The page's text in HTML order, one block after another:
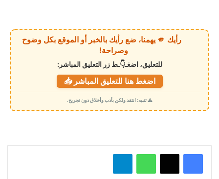
ي
م
ي
رأيك 🫵 يهمنا، ضع رأيك بالخبر أو الموقع بكل وضوح
وصراحة!
للتعليق، اضغـ👇ـط زر التعليق المباشر:
اضغط هنا للتعليق المباشر 📥
⚠️ تنبيه: انتقد ولكن بأدب وأخلاق دون تجريح.
واتساب